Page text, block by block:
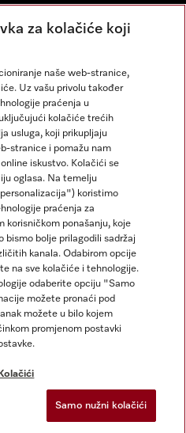
za kolačiće koji
naše web-stranice,
Uz vašu privolu također
praćenja u
kolačiće trećih
usluga, koji prikupljaju
stranice i pomažu nam
iskustvo. Kolačići se
oglasa. Na temelju
koristimo
praćenja za
korisničkom ponašanju, koje
bismo bolje prilagodili sadržaj
kanala. Odabirom opcije
na sve kolačiće i tehnologije.
odaberite opciju "Samo
možete pronaći pod
možete u bilo kojem
promjenom postavki
Kolačići
Samo nužni kolačići